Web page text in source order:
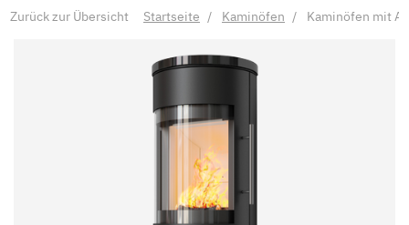
Zurück zur Übersicht Startseite Kaminöfen Kaminöfen mit